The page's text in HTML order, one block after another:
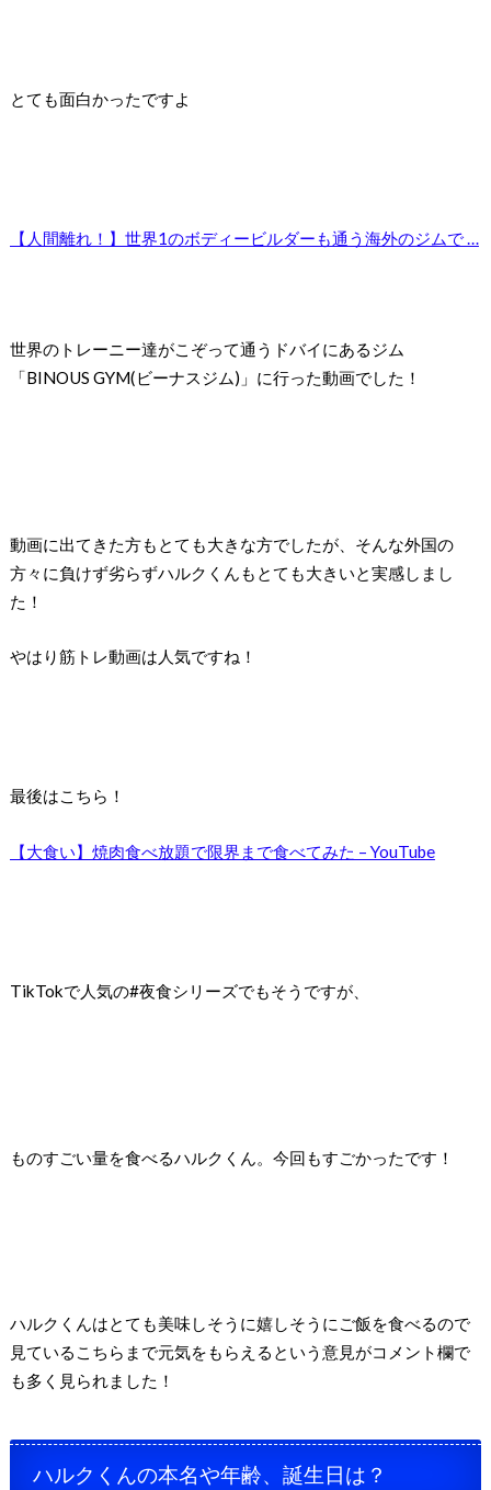
とても面白かったですよ
【人間離れ！】世界1のボディービルダーも通う海外のジムで …
世界のトレーニー達がこぞって通うドバイにあるジム
「BINOUS GYM(ビーナスジム)」に行った動画でした！
動画に出てきた方もとても大きな方でしたが、そんな外国の
方々に負けず劣らずハルクくんもとても大きいと実感しまし
た！
やはり筋トレ動画は人気ですね！
最後はこちら！
【大食い】焼肉食べ放題で限界まで食べてみた – YouTube
TikTokで人気の#夜食シリーズでもそうですが、
ものすごい量を食べるハルクくん。今回もすごかったです！
ハルクくんはとても美味しそうに嬉しそうにご飯を食べるので
見ているこちらまで元気をもらえるという意見がコメント欄で
も多く見られました！
ハルクくんの本名や年齢、誕生日は？